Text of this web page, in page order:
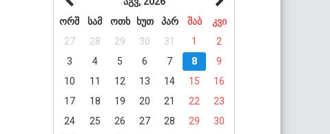
ორშ
სამ ოთხ ხუთ პარ შაბ
კვი
27
28 29 30 31 1
2
3
4 5 6 7 8
9
10
11 12 13 14 15
16
17
18 19 20 21 22
23
24
25 26 27 28 29
30